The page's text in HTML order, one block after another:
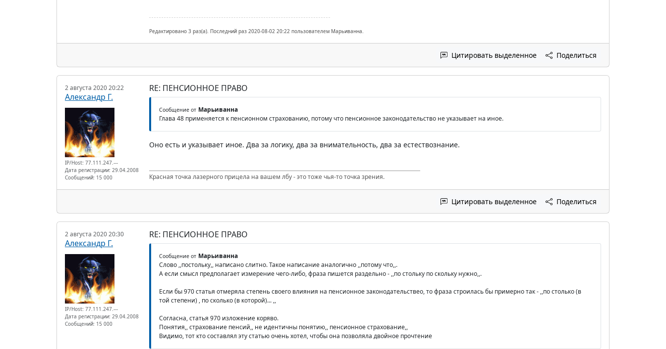
Редактировано 3 раз(а). Последний раз 2020-08-02 20:22 пользователем Марьиванна.
Цитировать выделенное Поделиться
2 августа 2020 20:22
Александр Г.
IP/Host: 77.111.247.---
Дата регистрации: 29.04.2008
Сообщений: 15 000
RE: ПЕНСИОННОЕ ПРАВО
Сообщение от Марьиванна
Глава 48 применяется к пенсионном страхованию, потому что пенсионное законодательство не указывает на иное.
Оно есть и указывает иное. Два за логику, два за внимательность, два за естествознание.
Красная точка лазерного прицела на вашем лбу - это тоже чья-то точка зрения.
Цитировать выделенное Поделиться
2 августа 2020 20:30
Александр Г.
IP/Host: 77.111.247.---
Дата регистрации: 29.04.2008
Сообщений: 15 000
RE: ПЕНСИОННОЕ ПРАВО
Сообщение от Марьиванна
Слово ,,постольку,, написано слитно. Такое написание аналогично ,,потому что,,.
А если смысл предполагает измерение чего-либо, фраза пишется раздельно - ,,по стольку по скольку нужно,,.
Если бы 970 статья отмеряла степень своего влияния на пенсионное законодательствео, то фраза строилась бы примерно так - ,,по столько (в
той степени) , по сколько (в которой)... ,,
Согласна, статья 970 изложение коряво.
Понятия,, страхование пенсий,, не идентичны понятию,, пенсионное страхование,,
Видимо, тот кто составлял эту статью очень хотел, чтобы она позволяла двойное прочтение